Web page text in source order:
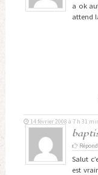
a ok
attend
14 février 2008 à 7 h 31
Salut
est